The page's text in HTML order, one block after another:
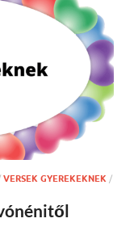
VERSEK GYEREKEKNEK /